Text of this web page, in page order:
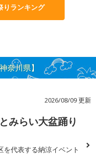
りランキング
奈川県】
2026/08/09 更新
みらい大盆踊り
を代表する納涼イベント